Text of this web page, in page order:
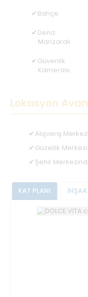
Bahçe
Deniz
Manzaralı
Güvenlik
Kamerası
Lokasyon
Alışveriş
Güzellik Merkezi
Şehir
KAT PLANI